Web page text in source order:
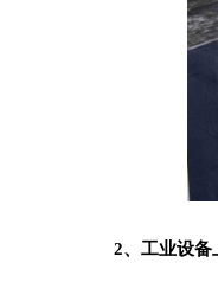
2、工业设备